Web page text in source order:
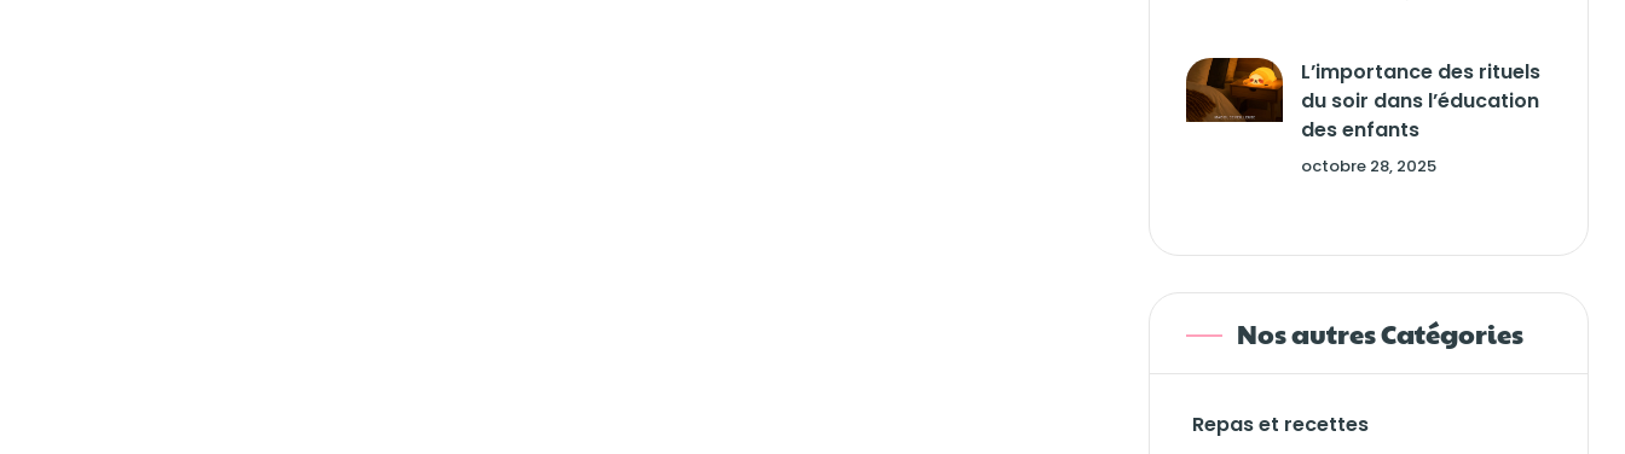
L’importance des rituels
du soir dans l’éducation
des enfants
octobre 28, 2025
Nos autres Catégories
Repas et recettes